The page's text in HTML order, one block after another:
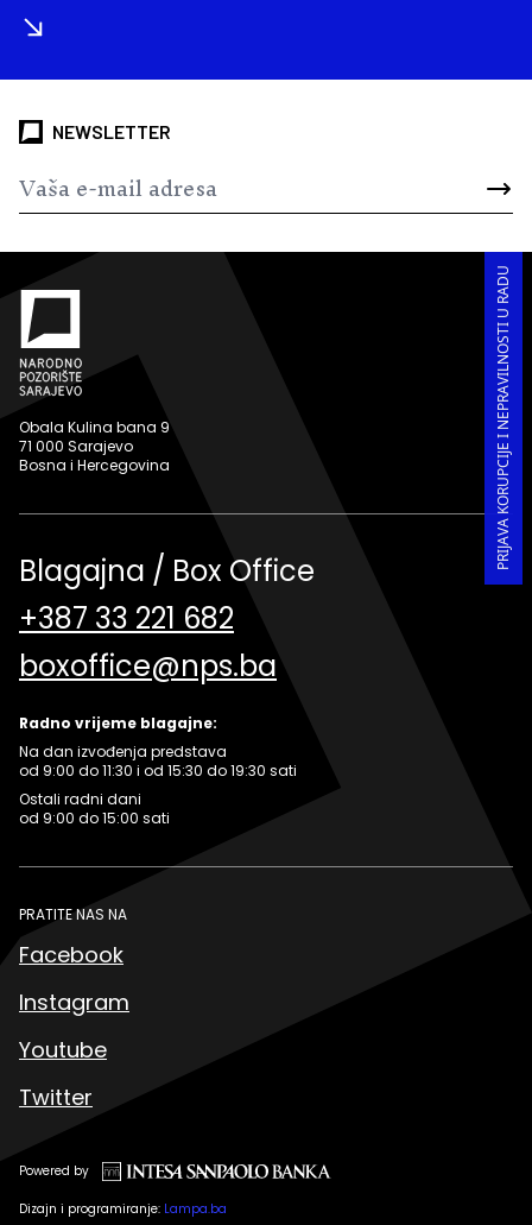
NEWSLETTER
PRIJAVA KORUPCIJE I NEPRAVILNOSTI U RADU
Obala Kulina bana 9
71 000 Sarajevo
Bosna i Hercegovina
Blagajna / Box Office
+387 33 221 682
boxoffice@nps.ba
Radno vrijeme blagajne:
Na dan izvođenja predstava
od 9:00 do 11:30 i od 15:30 do 19:30 sati
Ostali radni dani
od 9:00 do 15:00 sati
PRATITE NAS NA
Facebook
Instagram
Youtube
Twitter
Powered by
Dizajn i programiranje: Lampa.ba